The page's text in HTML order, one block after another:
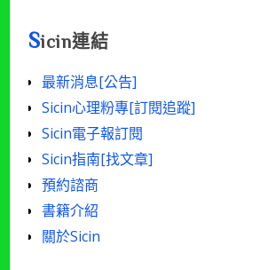
[年/
月/
數]
Sicin連結
最新消息[公告]
Sicin心理粉專[訂閱追蹤]
Sicin電子報訂閱
Sicin指南[找文章]
預約諮商
書籍介紹
關於Sicin